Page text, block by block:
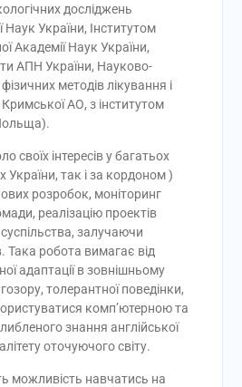
досліджень
Наук України, Інститутом
Академії Наук України,
АПН України, Науково-
методів лікування і
Кримської АО, з інститутом
своїх інтересів у багатьох
України, так і за кордоном )
розробок, моніторинг
реалізацію проектів
залучаючи
Така робота вимагає від
адаптації в зовнішньому
толерантної поведінки,
комп’ютерною та
знання англійської
оточуючого світу.
можливість навчатись на